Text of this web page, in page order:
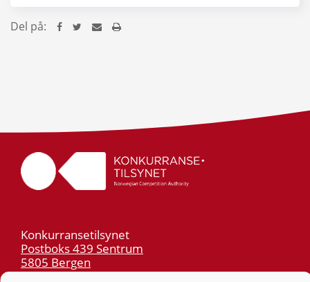
Del på:
Konkurransetilsynet
Postboks 439 Sentrum
5805 Bergen
Org.nr: 974 761 246